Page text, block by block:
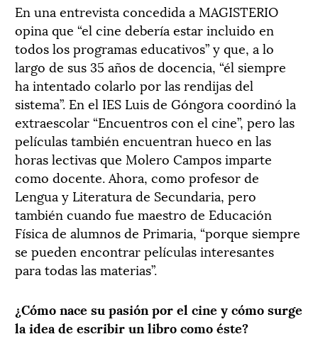
En una entrevista concedida a MAGISTERIO
opina que “el cine debería estar incluido en
todos los programas educativos” y que, a lo
largo de sus 35 años de docencia, “él siempre
ha intentado colarlo por las rendijas del
sistema”. En el IES Luis de Góngora coordinó la
extraescolar “Encuentros con el cine”, pero las
películas también encuentran hueco en las
horas lectivas que Molero Campos imparte
como docente. Ahora, como profesor de
Lengua y Literatura de Secundaria, pero
también cuando fue maestro de Educación
Física de alumnos de Primaria, “porque siempre
se pueden encontrar películas interesantes
para todas las materias”.
¿Cómo nace su pasión por el cine y cómo surge
la idea de escribir un libro como éste?